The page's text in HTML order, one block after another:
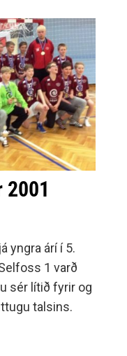
2001
yngra árí í 5.
1 varð
sér lítið fyrir og
talsins.